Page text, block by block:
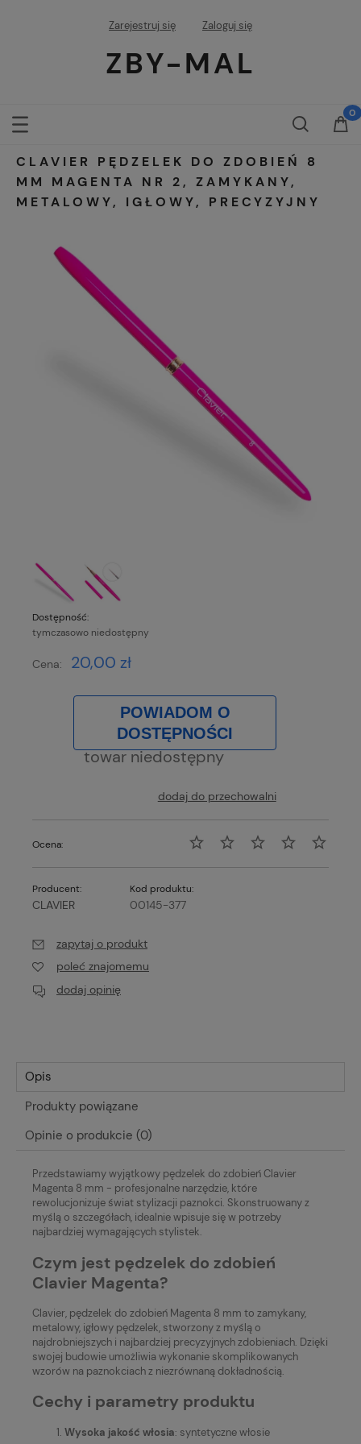
Zarejestruj się Zaloguj się
ZBY-MAL
CLAVIER PĘDZELEK DO ZDOBIEŃ 8
MM MAGENTA NR 2, ZAMYKANY,
METALOWY, IGŁOWY, PRECYZYJNY
Dostępność:
tymczasowo niedostępny
Cena: 20,00 zł
POWIADOM O
DOSTĘPNOŚCI
towar niedostępny
dodaj do przechowalni
Ocena:
Producent:
CLAVIER
Kod produktu:
00145-377
zapytaj o produkt
poleć znajomemu
dodaj opinię
Opis
Produkty powiązane
Opinie o produkcie (0)
Przedstawiamy wyjątkowy pędzelek do zdobień Clavier
Magenta 8 mm - profesjonalne narzędzie, które
rewolucjonizuje świat stylizacji paznokci. Skonstruowany z
myślą o szczegółach, idealnie wpisuje się w potrzeby
najbardziej wymagających stylistek.
Czym jest pędzelek do zdobień
Clavier Magenta?
Clavier, pędzelek do zdobień Magenta 8 mm to zamykany,
metalowy, igłowy pędzelek, stworzony z myślą o
najdrobniejszych i najbardziej precyzyjnych zdobieniach. Dzięki
swojej budowie umożliwia wykonanie skomplikowanych
wzorów na paznokciach z niezrównaną dokładnością.
Cechy i parametry produktu
Wysoka jakość włosia: syntetyczne włosie